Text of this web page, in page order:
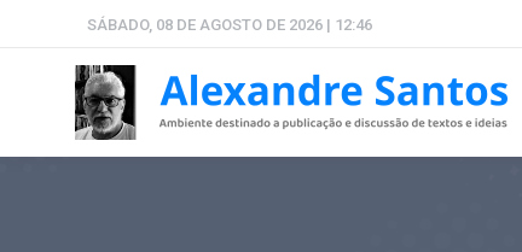
SÁBADO, 08 DE AGOSTO DE 2026 | 12:46